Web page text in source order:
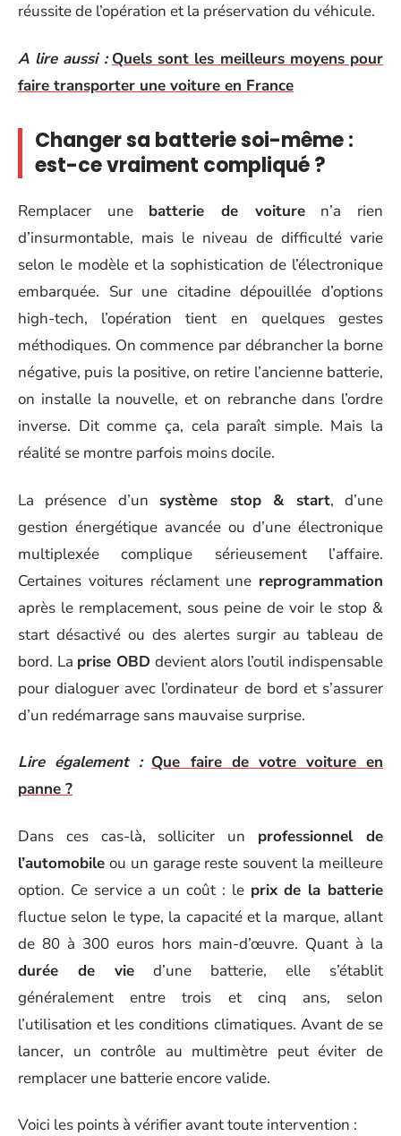
réussite de l’opération et la préservation du véhicule.
A lire aussi : Quels sont les meilleurs moyens pour
faire transporter une voiture en France
Changer sa batterie soi-même :
est-ce vraiment compliqué ?
Remplacer une batterie de voituren’a rien
d’insurmontable, mais le niveau de difficulté varie
selon le modèle et la sophistication de l’électronique
embarquée. Sur une citadine dépouillée d’options
high-tech, l’opération tient en quelques gestes
méthodiques. On commence par débrancher la borne
négative, puis la positive, on retire l’ancienne batterie,
on installe la nouvelle, et on rebranche dans l’ordre
inverse. Dit comme ça, cela paraît simple. Mais la
réalité se montre parfois moins docile.
La présence d’un système stop & start, d’une
gestion énergétique avancée ou d’une électronique
multiplexée complique sérieusement l’affaire.
Certaines voitures réclament une reprogrammation
après le remplacement, sous peine de voir le stop &
start désactivé ou des alertes surgir au tableau de
bord. La prise OBD devient alors l’outil indispensable
pour dialoguer avec l’ordinateur de bord et s’assurer
d’un redémarrage sans mauvaise surprise.
Lire également : Que faire de votre voiture en
panne ?
Dans ces cas-là, solliciter un professionnel de
l’automobile ou un garage reste souvent la meilleure
option. Ce service a un coût : le prix de la batterie
fluctue selon le type, la capacité et la marque, allant
de 80 à 300 euros hors main-d’œuvre. Quant à la
durée de vie d’une batterie, elle s’établit
généralement entre trois et cinq ans, selon
l’utilisation et les conditions climatiques. Avant de se
lancer, un contrôle au multimètre peut éviter de
remplacer une batterie encore valide.
Voici les points à vérifier avant toute intervention :